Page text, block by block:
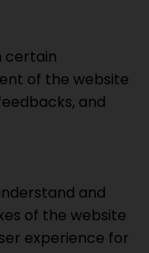
certain
of the website
and
and
of the website
experience for